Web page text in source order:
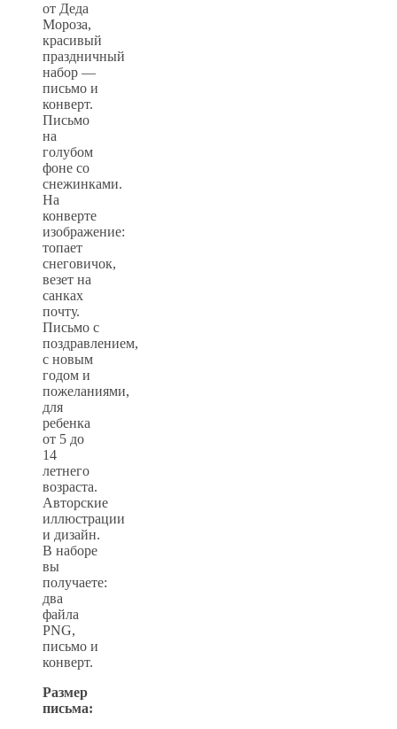
от Деда
Мороза,
красивый
праздничный
набор —
письмо и
конверт.
Письмо
на
голубом
фоне со
снежинками.
На
конверте
изображение:
топает
снеговичок,
везет на
санках
почту.
Письмо с
поздравлением,
с новым
годом и
пожеланиями,
для
ребенка
от 5 до
14
летнего
возраста.
Авторские
иллюстрации
и дизайн.
В наборе
вы
получаете:
два
файла
PNG,
письмо и
конверт.
Размер
письма: